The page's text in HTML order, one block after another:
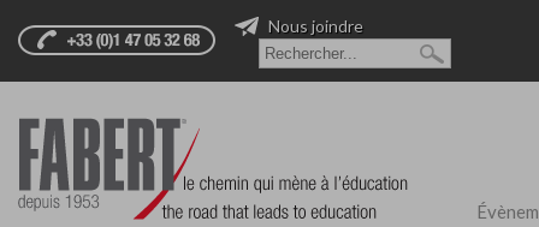
Nous joindre